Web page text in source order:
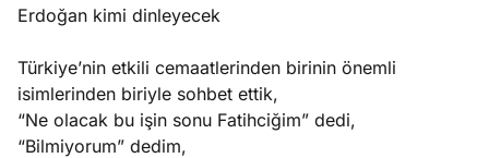
Erdoğan kimi dinleyecek
Türkiye’nin etkili cemaatlerinden birinin önemli
isimlerinden biriyle sohbet ettik,
“Ne olacak bu işin sonu Fatihciğim” dedi,
“Bilmiyorum” dedim,